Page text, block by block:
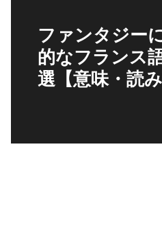
ファンタジー
的なフランス
選【意味・読み